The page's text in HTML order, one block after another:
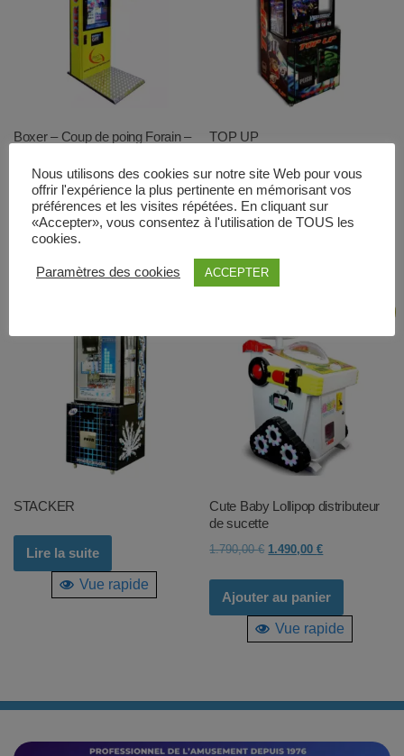
Boxer – Coup de poing Forain –
Lire la suite
Vue rapide
TOP UP
Ajouter au panier
STACKER
Lire la suite
Vue rapide
Cute Baby Lollipop distributeur
de sucette
1.790,00€ Le
était :
1.790,00 €.
1.490,00€Le
est :
1.490,00 €.
Ajouter au panier
Vue rapide
Nous utilisons des cookies sur notre site Web pour vous
offrir l'expérience la plus pertinente en mémorisant vos
préférences et les visites répétées. En cliquant sur
«Accepter», vous consentez à l'utilisation de TOUS les
cookies.
Paramètres des cookies ACCEPTER